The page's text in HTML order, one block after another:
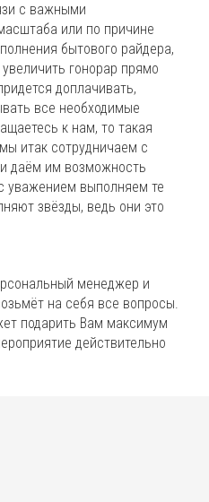
с важными
или по причине
бытового райдера,
гонорар прямо
доплачивать,
все необходимые
к нам, то такая
итак сотрудничаем с
даём им возможность
уважением выполняем те
звёзды, ведь они это
менеджер и
на себя все вопросы.
подарить Вам максимум
действительно